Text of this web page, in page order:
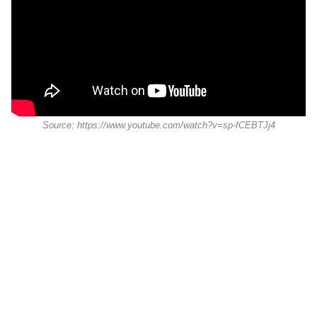
Source: https://www.youtube.com/watch?v=sp-fCEBTJj4